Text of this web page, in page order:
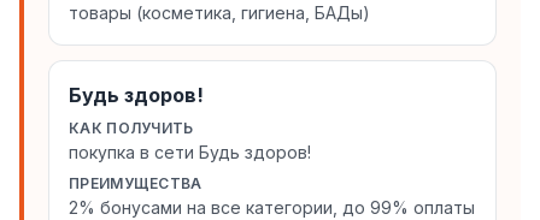
товары (косметика, гигиена, БАДы)
Будь здоров!
КАК ПОЛУЧИТЬ
покупка в сети Будь здоров!
ПРЕИМУЩЕСТВА
2% бонусами на все категории, до 99% оплаты